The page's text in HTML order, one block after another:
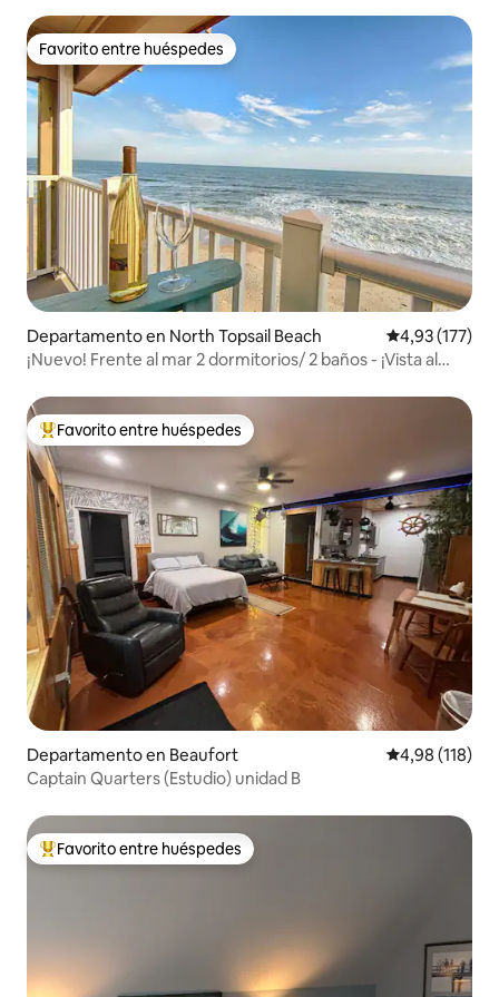
Favorito entre huéspedes
Favorito entre huéspedes
Departamento en North Topsail Beach Calificación
4,93 (177)
¡Nuevo! Frente al mar 2 dormitorios/ 2 baños - ¡Vista al
Favorito entre los huéspedes más destacados
Favorito entre huéspedes
Departamento en Beaufort Calificación
4,98 (118)
Captain Quarters (Estudio) unidad B
Favorito entre los huéspedes más destacados
Favorito entre huéspedes